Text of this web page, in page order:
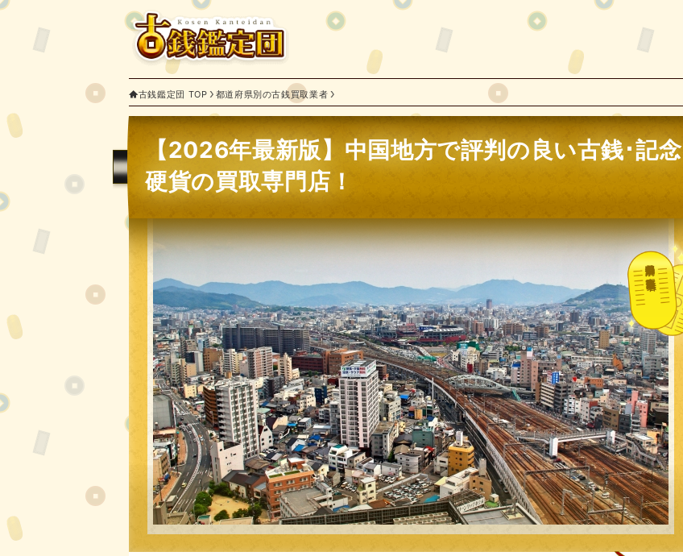
古銭鑑定団 TOP 都道府県別の古銭買取業者
【2026年最新版】中国地方で評判の良い古銭･記念
硬貨の買取専門店！
都道府県別の古銭買取業者
人気記事